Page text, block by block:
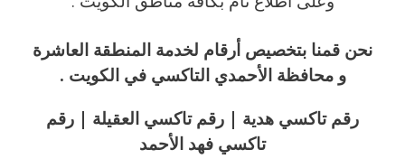
نحن قمنا بتخصيص أرقام لخدمة المنطقة العاشرة
و محافظة الأحمدي التاكسي في الكويت .
رقم تاكسي هدية | رقم تاكسي العقيلة | رقم
تاكسي فهد الأحمد